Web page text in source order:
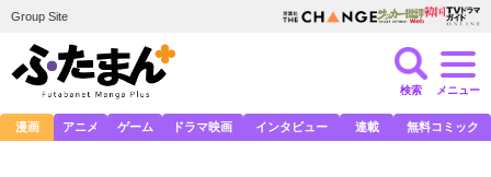
Group Site
検索 メニュー
漫画 アニメ ゲーム ドラマ映画 インタビュー 連載 無料コミック